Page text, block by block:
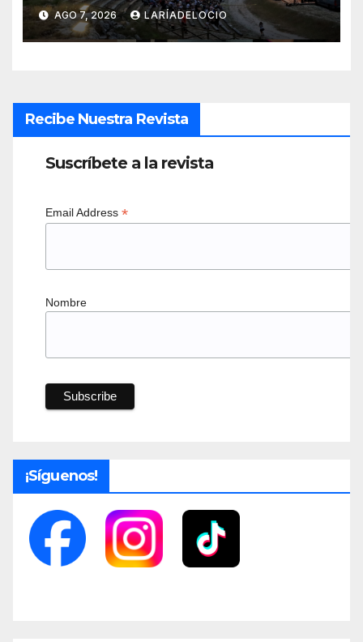
AGO 7, 2026 LARÍADELOCIO
Recibe Nuestra Revista
Suscríbete a la revista
Email Address *
Nombre
¡Síguenos!